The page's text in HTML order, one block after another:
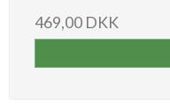
469,00 DKK